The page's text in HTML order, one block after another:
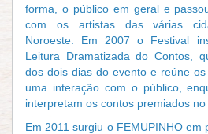
forma, o público em geral e
com os artistas das várias
Noroeste. Em 2007 o Festival
Leitura Dramatizada do Contos,
dos dois dias do evento e reúne
uma interação com o público,
interpretam os contos premiados no
Em 2011 surgiu o FEMUPINHO em